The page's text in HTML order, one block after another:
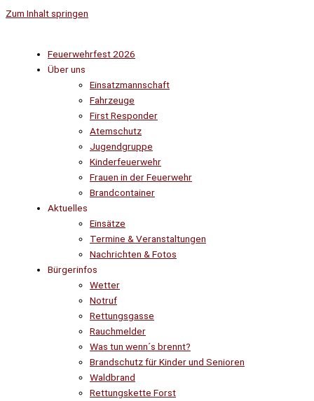
Zum Inhalt springen
Feuerwehrfest 2026
Über uns
Einsatzmannschaft
Fahrzeuge
First Responder
Atemschutz
Jugendgruppe
Kinderfeuerwehr
Frauen in der Feuerwehr
Brandcontainer
Aktuelles
Einsätze
Termine & Veranstaltungen
Nachrichten & Fotos
Bürgerinfos
Wetter
Notruf
Rettungsgasse
Rauchmelder
Was tun wenn´s brennt?
Brandschutz für Kinder und Senioren
Waldbrand
Rettungskette Forst